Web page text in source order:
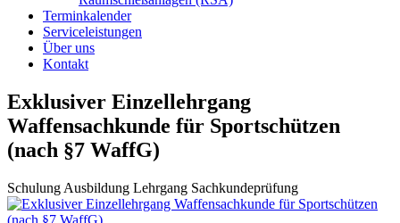
Terminkalender
Serviceleistungen
Über uns
Kontakt
Exklusiver Einzellehrgang
Waffensachkunde für Sportschützen
(nach §7 WaffG)
Schulung Ausbildung Lehrgang Sachkundeprüfung